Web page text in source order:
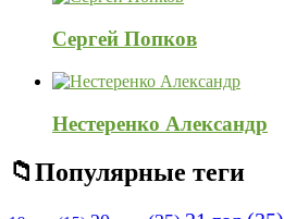
Сергей Попков
Нестеренко Александр
Популярные теги